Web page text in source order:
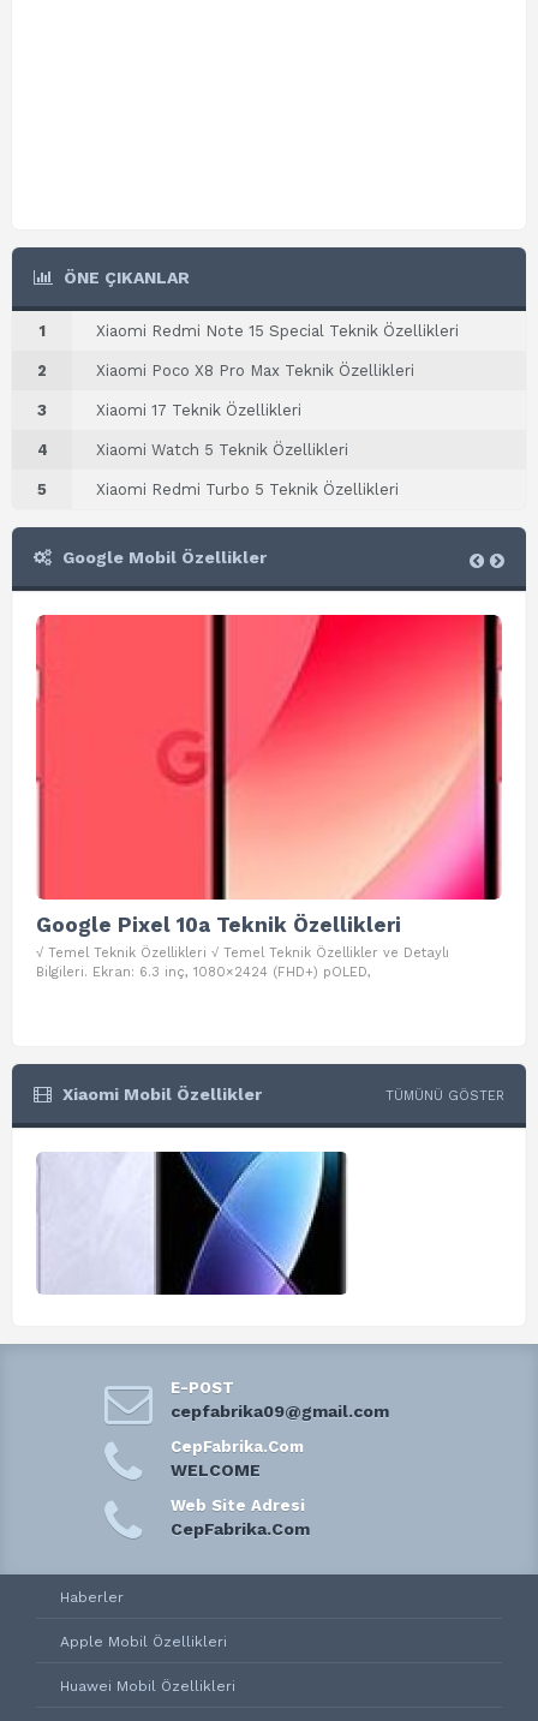
ÖNE ÇIKANLAR
1 Xiaomi Redmi Note 15 Special Teknik Özellikleri
2 Xiaomi Poco X8 Pro Max Teknik Özellikleri
3 Xiaomi 17 Teknik Özellikleri
4 Xiaomi Watch 5 Teknik Özellikleri
5 Xiaomi Redmi Turbo 5 Teknik Özellikleri
Google Mobil Özellikler
Google Pixel 10a Teknik Özellikleri
√ Temel Teknik Özellikleri √ Temel Teknik Özellikler ve Detaylı
Bilgileri. Ekran: 6.3 inç, 1080×2424 (FHD+) pOLED,
Xiaomi Mobil Özellikler TÜMÜNÜ GÖSTER
E-POST
cepfabrika09@gmail.com
CepFabrika.Com
WELCOME
Web Site Adresi
CepFabrika.Com
Haberler
Apple Mobil Özellikleri
Huawei Mobil Özellikleri